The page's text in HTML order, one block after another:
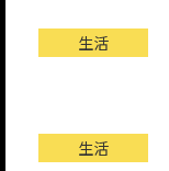
生活
生活